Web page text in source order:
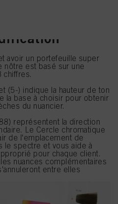
avoir un portefeuille super
nôtre est basé sur une
chiffres.
(5-) indique la hauteur de ton
la base à choisir pour obtenir
du nuancier.
représentent la direction
Le Cercle chromatique
de l'emplacement de
le spectre et vous aide à
pour chaque client.
nuances complémentaires
entre elles